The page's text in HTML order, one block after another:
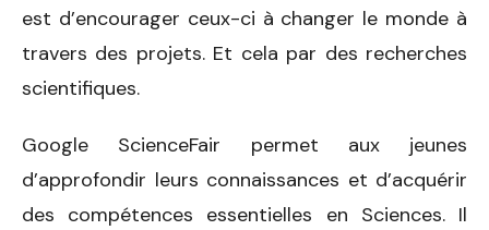
est d’encourager ceux-ci à changer le monde à
travers des projets. Et cela par des recherches
scientifiques.
Google ScienceFair permet aux jeunes
d’approfondir leurs connaissances et d’acquérir
des compétences essentielles en Sciences. Il